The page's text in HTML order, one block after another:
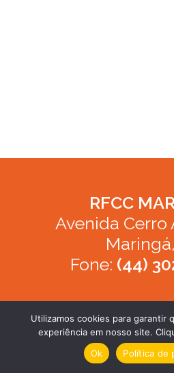
RFCC
Avenida Cerro
Fone: (44)
apoio Young
Utilizamos cookies para garantir
experiência em nosso site.
Ok
Política de